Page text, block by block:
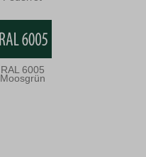
RAL 6005
Moosgrün